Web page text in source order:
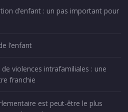
d’enfant : un pas important pour
l’enfant
violences intrafamiliales : une
franchie
est peut-être le plus